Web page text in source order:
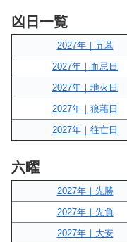
凶日一覧
2027年｜五墓
2027年｜血忌日
2027年｜地火日
2027年｜狼藉日
2027年｜往亡日
六曜
2027年｜先勝
2027年｜先負
2027年｜大安